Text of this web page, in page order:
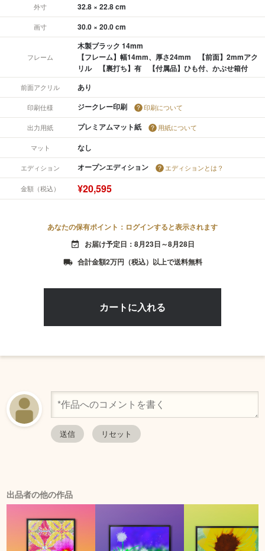
外寸 32.8 × 22.8 cm
画寸 30.0 × 20.0 cm
フレーム
木製ブラック 14mm
【フレーム】幅14mm、厚さ24mm 【前面】2mmアク
リル 【裏打ち】有 【付属品】ひも付、かぶせ箱付
前面アクリル あり
印刷仕様 ジークレー印刷 印刷について
出力用紙 プレミアムマット紙 用紙について
マット なし
エディション オープンエディション エディションとは？
金額（税込） ¥20,595
あなたの保有ポイント：ログインすると表示されます
event_available お届け予定日：8月23日～8月28日
local_shipping 合計金額2万円（税込）以上で送料無料
出品者の他の作品